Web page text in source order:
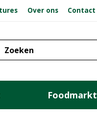
Over ons Contact
Foodmarkt